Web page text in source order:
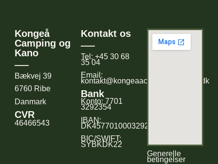
Kongeå
Camping og
Kano
Bækvej 39
6760 Ribe
Danmark
CVR
46466543
Kontakt os
Tel: +45 30 68
35 04
Email:
kontakt@kongeaacampingogkano.dk
Bank
Konto: 7701
3292354
IBAN:
DK4577010003292354
BIC/SWIFT:
SYBKDK22
Generelle
betingelser